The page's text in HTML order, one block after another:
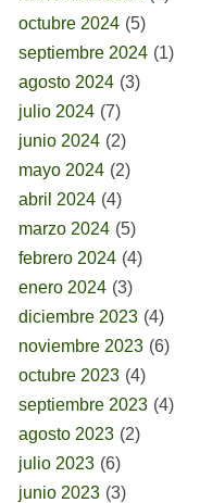
octubre 2024 (5)
septiembre 2024 (1)
agosto 2024 (3)
julio 2024 (7)
junio 2024 (2)
mayo 2024 (2)
abril 2024 (4)
marzo 2024 (5)
febrero 2024 (4)
enero 2024 (3)
diciembre 2023 (4)
noviembre 2023 (6)
octubre 2023 (4)
septiembre 2023 (4)
agosto 2023 (2)
julio 2023 (6)
junio 2023 (3)